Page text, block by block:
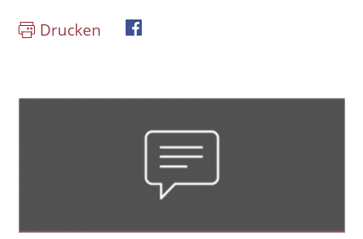
Drucken